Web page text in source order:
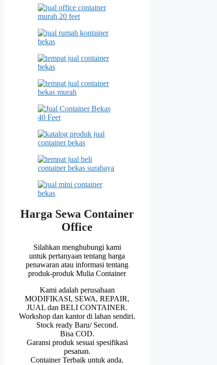
Harga Sewa Container
Office
Silahkan menghubungi kami
untuk pertanyaan tentang harga
penawaran atau informasi tentang
produk-produk Mulia Container
Kami adalah perusahaan
MODIFIKASI, SEWA, REPAIR,
JUAL dan BELI CONTAINER.
Workshop dan kantor di lahan sendiri.
Stock ready Baru/ Second.
Bisa COD.
Garansi produk sesuai spesifikasi
pesanan.
Container Terbaik untuk anda.